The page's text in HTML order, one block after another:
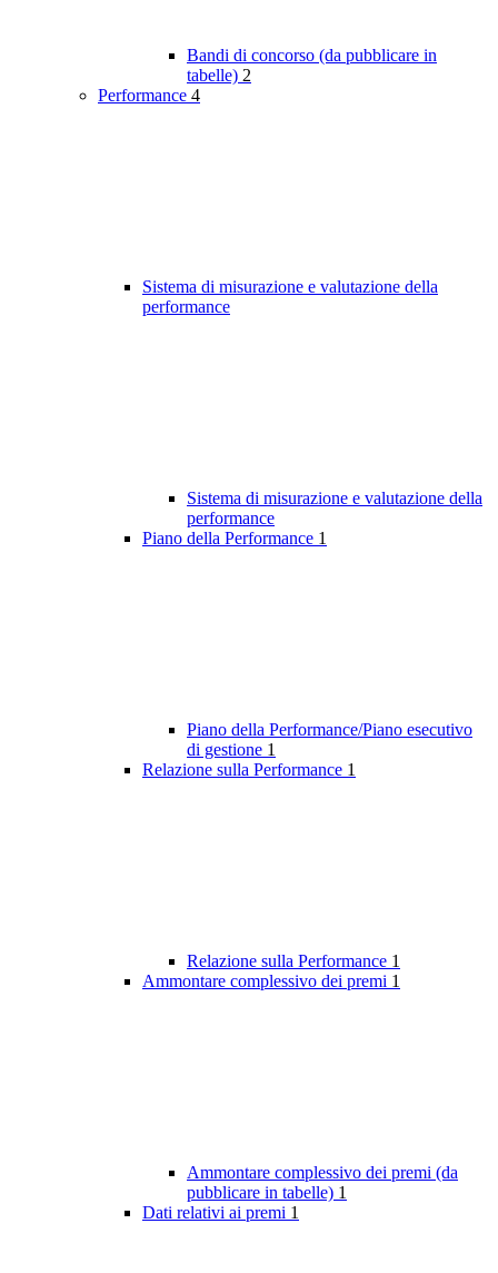
Bandi di concorso (da pubblicare in
tabelle) 2
Performance 4
Sistema di misurazione e valutazione della
performance
Sistema di misurazione e valutazione della
performance
Piano della Performance 1
Piano della Performance/Piano esecutivo
di gestione 1
Relazione sulla Performance 1
Relazione sulla Performance 1
Ammontare complessivo dei premi 1
Ammontare complessivo dei premi (da
pubblicare in tabelle) 1
Dati relativi ai premi 1